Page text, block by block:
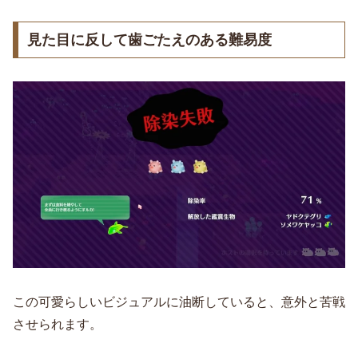
見た目に反して歯ごたえのある難易度
この可愛らしいビジュアルに油断していると、意外と苦戦
させられます。